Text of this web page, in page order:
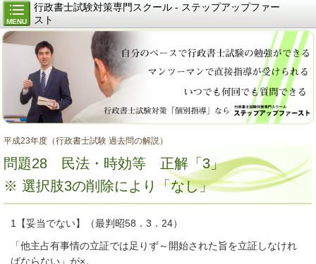
MENU
行政書士試験対策専門スクール - ステップアップファー
スト
平成23年度（行政書士試験 過去問の解説）
問題28 民法・時効等 正解「3」
※ 選択肢3の削除により「なし」
1【妥当でない】（最判昭58．3．24）
「他主占有事情の立証では足りず～開始された旨を立証しなけれ
ばならない」が×。